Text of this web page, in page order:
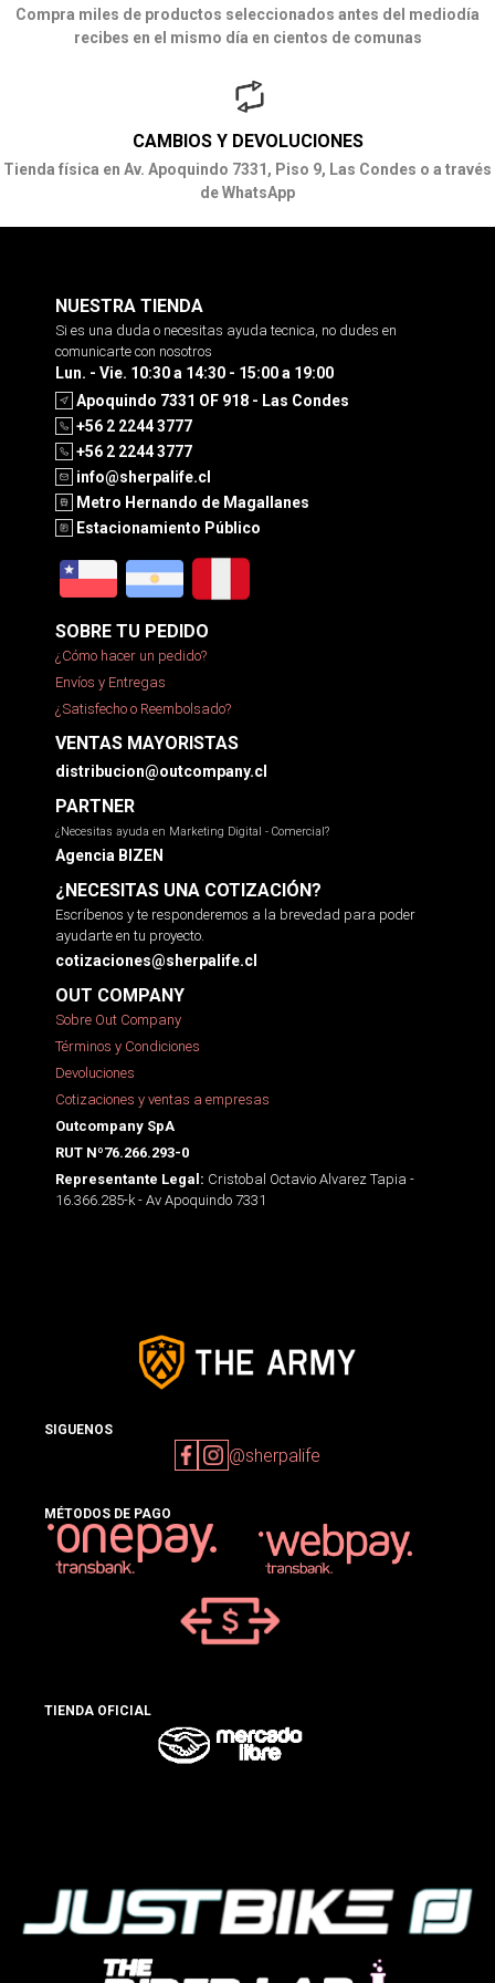
Compra miles de productos seleccionados antes del mediodía
recibes en el mismo día en cientos de comunas
CAMBIOS Y DEVOLUCIONES
Tienda física en Av. Apoquindo 7331, Piso 9, Las Condes o a través
de WhatsApp
NUESTRA TIENDA
Si es una duda o necesitas ayuda tecnica, no dudes en
comunicarte con nosotros
Lun. - Vie. 10:30 a 14:30 - 15:00 a 19:00
Apoquindo 7331 OF 918 - Las Condes
+56 2 2244 3777
+56 2 2244 3777
info@sherpalife.cl
Metro Hernando de Magallanes
Estacionamiento Público
SOBRE TU PEDIDO
¿Cómo hacer un pedido?
Envíos y Entregas
¿Satisfecho o Reembolsado?
VENTAS MAYORISTAS
distribucion@outcompany.cl
PARTNER
¿Necesitas ayuda en Marketing Digital - Comercial?
Agencia BIZEN
¿NECESITAS UNA COTIZACIÓN?
Escríbenos y te responderemos a la brevedad para poder
ayudarte en tu proyecto.
cotizaciones@sherpalife.cl
OUT COMPANY
Sobre Out Company
Términos y Condiciones
Devoluciones
Cotizaciones y ventas a empresas
Outcompany SpA
RUT Nº76.266.293-0
Representante Legal: Cristobal Octavio Alvarez Tapia -
16.366.285-k - Av Apoquindo 7331
SIGUENOS
@sherpalife
MÉTODOS DE PAGO
TIENDA OFICIAL